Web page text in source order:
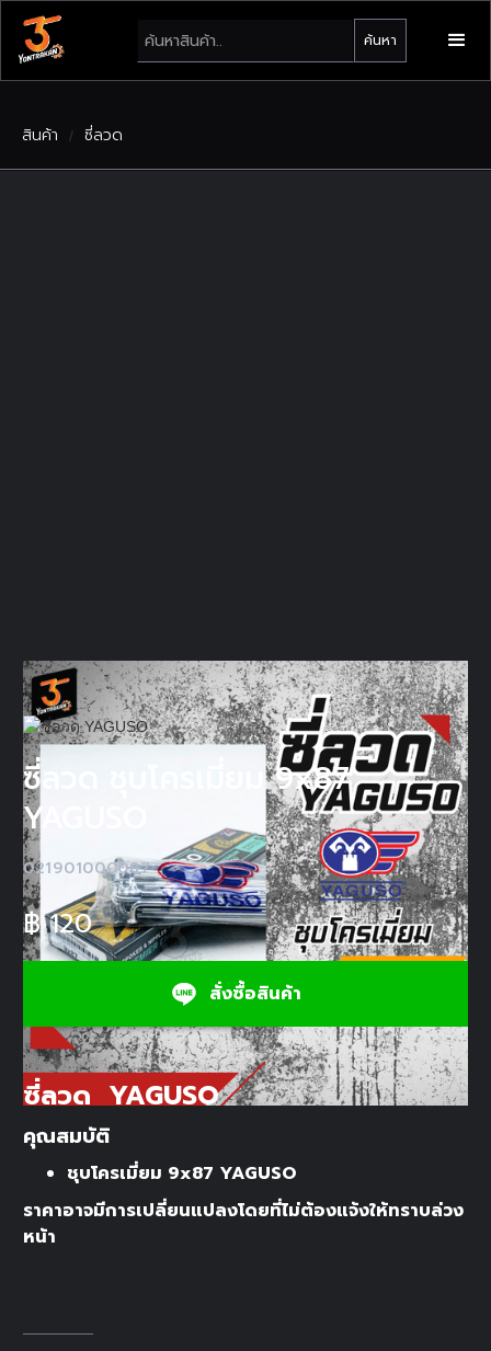
สินค้า / ซี่ลวด
ซี่ลวด ชุบโครเมี่ยม 9x87
YAGUSO
021901000087
฿ 120
สั่งซื้อสินค้า
ซี่ลวด YAGUSO
คุณสมบัติ
ชุบโครเมี่ยม 9x87 YAGUSO
ราคาอาจมีการเปลี่ยนแปลงโดยที่ไม่ต้องแจ้งให้ทราบล่วง
หน้า